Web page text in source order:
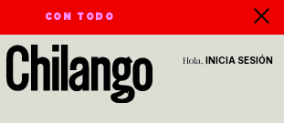
CON TODO
Hola, INICIA SESIÓN